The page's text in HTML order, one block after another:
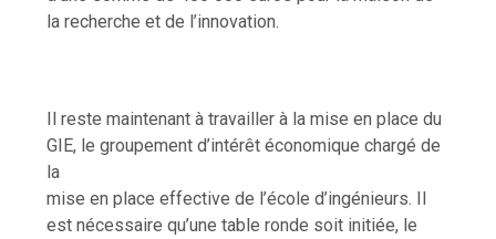
la recherche et de l’innovation.
Il reste maintenant à travailler à la mise en place du
GIE, le groupement d’intérêt économique chargé de
la
mise en place effective de l’école d’ingénieurs. Il
est nécessaire qu’une table ronde soit initiée, le